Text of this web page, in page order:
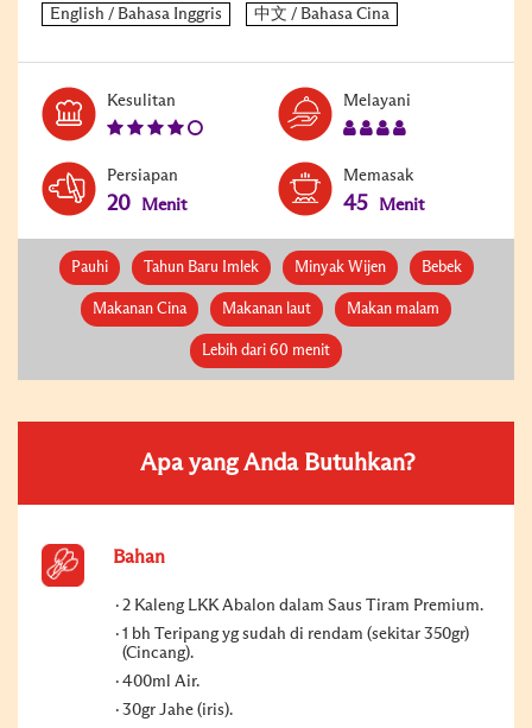
Kesulitan
4
Melayani
Persiapan
20 Menit
Memasak
45 Menit
Pauhi Tahun Baru Imlek Minyak Wijen Bebek
Makanan Cina Makanan laut Makan malam
Lebih dari 60 menit
Apa yang Anda Butuhkan?
Bahan
2 Kaleng LKK Abalon dalam Saus Tiram Premium.
1 bh Teripang yg sudah di rendam (sekitar 350gr)
(Cincang).
400ml Air.
30gr Jahe (iris).